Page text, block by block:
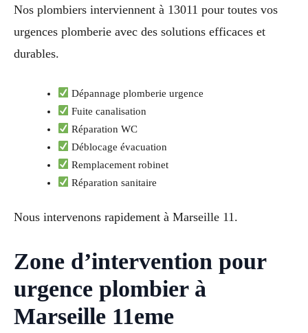
Nos plombiers interviennent à 13011 pour toutes vos
urgences plomberie avec des solutions efficaces et
durables.
Dépannage plomberie urgence
Fuite canalisation
Réparation WC
Déblocage évacuation
Remplacement robinet
Réparation sanitaire
Nous intervenons rapidement à Marseille 11.
Zone d’intervention pour
urgence plombier à
Marseille 11eme